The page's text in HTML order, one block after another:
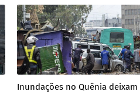
Inundações no Quênia